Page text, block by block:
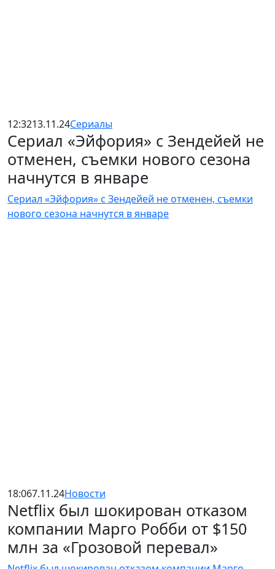
12:3213.11.24Сериалы
Сериал «Эйфория» с Зендейей не
отменен, съемки нового сезона
начнутся в январе
Сериал «Эйфория» с Зендейей не отменен, съемки
нового сезона начнутся в январе
18:067.11.24Новости
Netflix был шокирован отказом
компании Марго Робби от $150
млн за «Грозовой перевал»